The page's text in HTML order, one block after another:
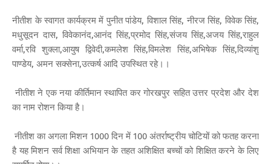
नीतीश के स्वागत कार्यक्रम में पुनीत पांडेय, विशाल सिंह, नीरज सिंह, विवेक सिंह,
मधुसूदन दास, विवेकानंद,आनंद सिंह,प्रमोद सिंह,संजय सिंह,अजय सिंह,राहुल
वर्मा,रवि शुक्ला,आयुष द्विवेदी,कमलेश सिंह,विमलेश सिंह,अभिषेक सिंह,दिव्यांशु
पाण्डेय, अमन सक्सेना,उत्कर्ष आदि उपस्थित रहे।।
नीतीश ने एक नया कीर्तिमान स्थापित कर गोरखपुर सहित उत्तर प्रदेश और देश
का नाम रोशन किया है।
नीतीश का अगला मिशन 1000 दिन में 100 अंतर्राष्ट्रीय चोटियों को फतह करना
है यह मिशन सर्व शिक्षा अभियान के तहत अशिक्षित बच्चों को शिक्षित करने के लिए